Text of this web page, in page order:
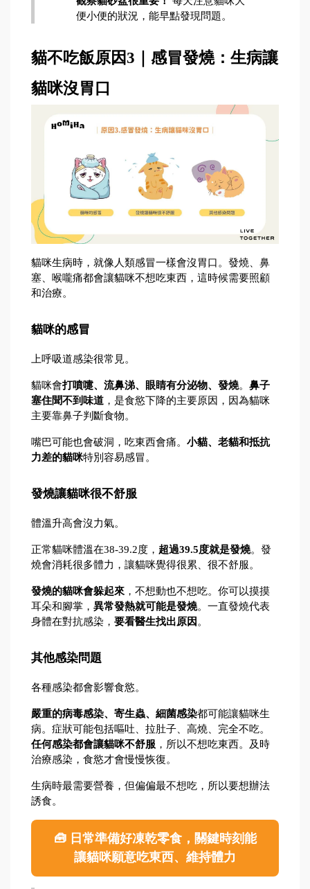
便小便的狀況，能早點發現問題。
貓不吃飯原因3｜感冒發燒：生病讓
貓咪沒胃口
貓咪生病時，就像人類感冒一樣會沒胃口。發燒、鼻
塞、喉嚨痛都會讓貓咪不想吃東西，這時候需要照顧
和治療。
貓咪的感冒
上呼吸道感染很常見。
貓咪會打噴嚏、流鼻涕、眼睛有分泌物、發燒。 鼻子
塞住聞不到味道 ，是食慾下降的主要原因，因為貓咪
主要靠鼻子判斷食物。
嘴巴可能也會破洞，吃東西會痛。 小貓、老貓和抵抗
力差的貓咪特別容易感冒。
發燒讓貓咪很不舒服
體溫升高會沒力氣。
正常貓咪體溫在38-39.2度， 超過39.5度就是發燒。發
燒會消耗很多體力，讓貓咪覺得很累、很不舒服。
發燒的貓咪會躲起來 ，不想動也不想吃。你可以摸摸
耳朵和腳掌， 異常發熱就可能是發燒。一直發燒代表
身體在對抗感染， 要看醫生找出原因。
其他感染問題
各種感染都會影響食慾。
嚴重的病毒感染、寄生蟲、細菌感染都可能讓貓咪生
病。症狀可能包括嘔吐、拉肚子、高燒、完全不吃。
任何感染都會讓貓咪不舒服 ，所以不想吃東西。及時
治療感染，食慾才會慢慢恢復。
生病時最需要營養，但偏偏最不想吃，所以要想辦法
誘食。
🧰 日常準備好凍乾零食，關鍵時刻能
讓貓咪願意吃東西、維持體力